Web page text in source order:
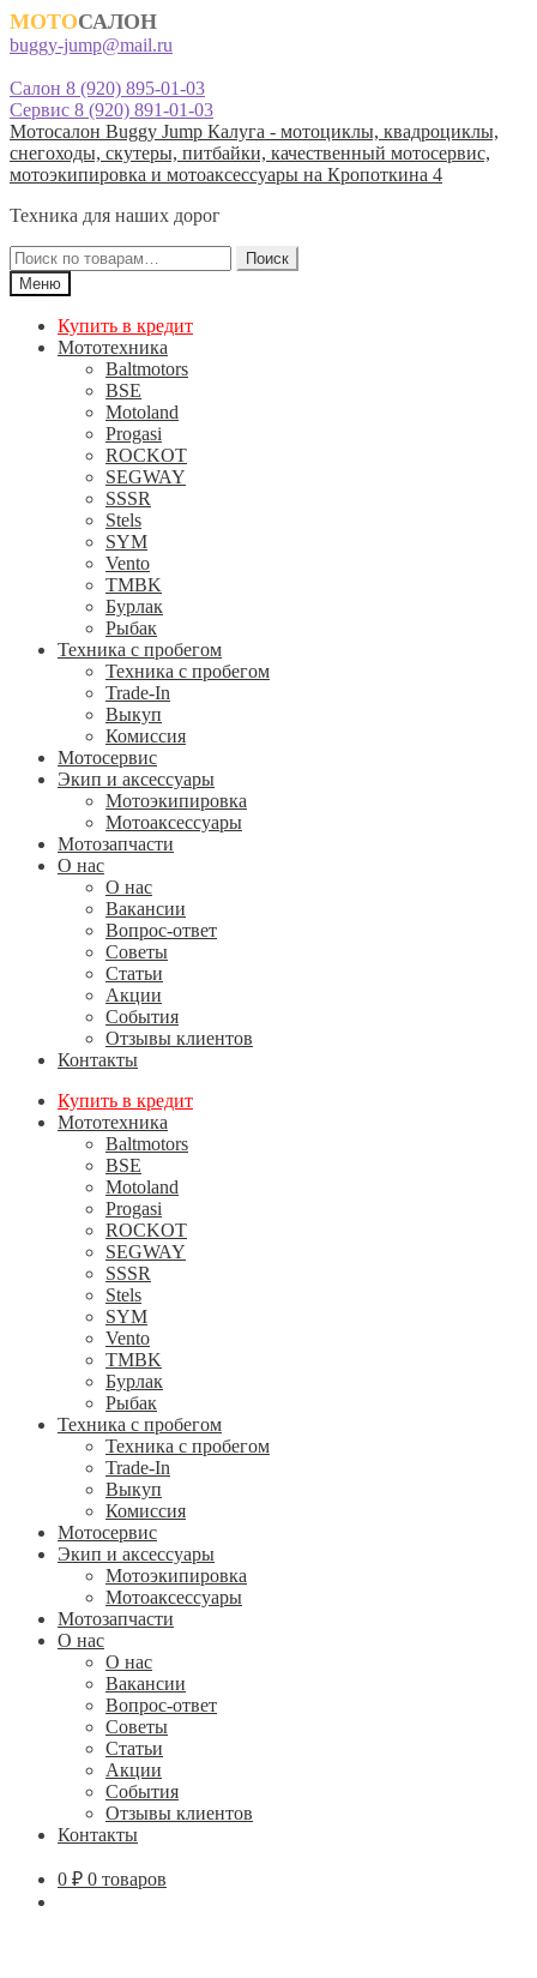
МОТОСАЛОН
buggy-jump@mail.ru
Салон 8 (920) 895-01-03
Сервис 8 (920) 891-01-03
Перейти
к
навигации
Перейти
к
содержимому
Мотосалон Buggy Jump Калуга - мотоциклы, квадроциклы,
снегоходы, скутеры, питбайки, качественный мотосервис,
мотоэкипировка и мотоаксессуары на Кропоткина 4
Техника для наших дорог
Искать:
Поиск
Меню
Купить в кредит
Мототехника
Baltmotors
BSE
Motoland
Progasi
ROCKOT
SEGWAY
SSSR
Stels
SYM
Vento
TMBK
Бурлак
Рыбак
Техника с пробегом
Техника с пробегом
Trade-In
Выкуп
Комиссия
Мотосервис
Экип и аксессуары
Мотоэкипировка
Мотоаксессуары
Мотозапчасти
О нас
О нас
Вакансии
Вопрос-ответ
Советы
Статьи
Акции
События
Отзывы клиентов
Контакты
Купить в кредит
Мототехника
Baltmotors
BSE
Motoland
Progasi
ROCKOT
SEGWAY
SSSR
Stels
SYM
Vento
TMBK
Бурлак
Рыбак
Техника с пробегом
Техника с пробегом
Trade-In
Выкуп
Комиссия
Мотосервис
Экип и аксессуары
Мотоэкипировка
Мотоаксессуары
Мотозапчасти
О нас
О нас
Вакансии
Вопрос-ответ
Советы
Статьи
Акции
События
Отзывы клиентов
Контакты
0 ₽ 0 товаров